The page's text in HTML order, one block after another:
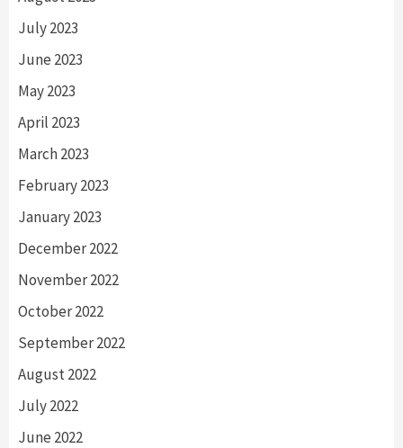
July 2023
June 2023
May 2023
April 2023
March 2023
February 2023
January 2023
December 2022
November 2022
October 2022
September 2022
August 2022
July 2022
June 2022